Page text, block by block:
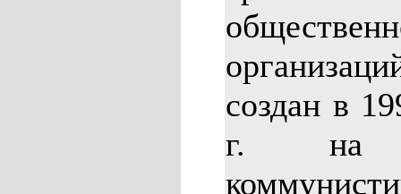
создан в
г. на